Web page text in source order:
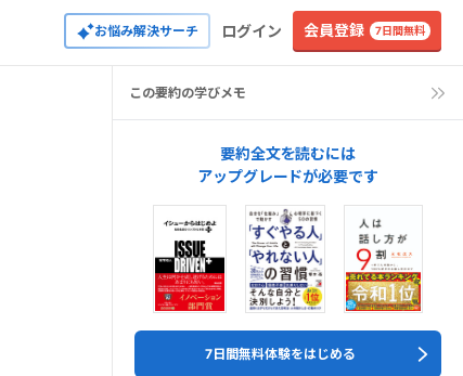
お悩み解決サーチ ログイン 会員登録 7日間無料
この要約の学びメモ
要約全文を読むには
アップグレードが必要です
7日間無料体験をはじめる